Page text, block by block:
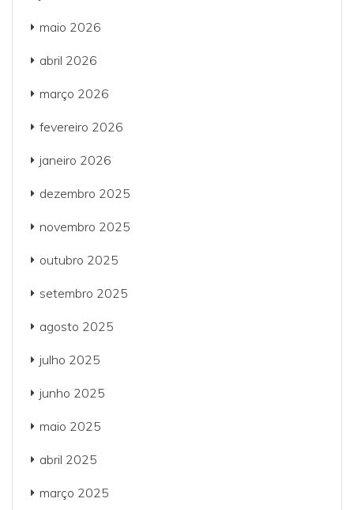
maio 2026
abril 2026
março 2026
fevereiro 2026
janeiro 2026
dezembro 2025
novembro 2025
outubro 2025
setembro 2025
agosto 2025
julho 2025
junho 2025
maio 2025
abril 2025
março 2025